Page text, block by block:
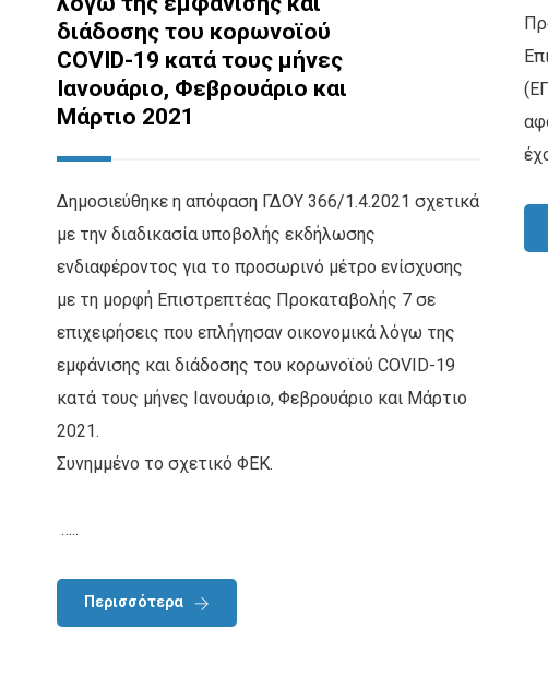
διάδοσης του κορωνοϊού
COVID-19 κατά τους μήνες
Ιανουάριο, Φεβρουάριο και
Μάρτιο 2021
Δημοσιεύθηκε η απόφαση ΓΔΟΥ 366/1.4.2021 σχετικά
με την διαδικασία υποβολής εκδήλωσης
ενδιαφέροντος για το προσωρινό μέτρο ενίσχυσης
με τη μορφή Επιστρεπτέας Προκαταβολής 7 σε
επιχειρήσεις που επλήγησαν οικονομικά λόγω της
εμφάνισης και διάδοσης του κορωνοϊού COVID-19
κατά τους μήνες Ιανουάριο, Φεβρουάριο και Μάρτιο
2021.
Συνημμένο το σχετικό ΦΕΚ.
…..
Περισσότερα